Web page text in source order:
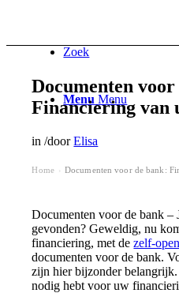
Zoek
Menu Menu
Documenten
Financiering van
in/doorElisa
Home Documenten voor de bank:
Documenten voor de bank –
gevonden? Geweldig, nu
financiering, met dezelf-
documenten voor de bank.
zijn hier bijzonder
nodig hebt voor uw